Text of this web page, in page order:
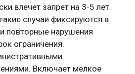
влечет запрет на 3-5 лет.
случаи фиксируются в
повторные нарушения
ограничения.
Включает мелкое